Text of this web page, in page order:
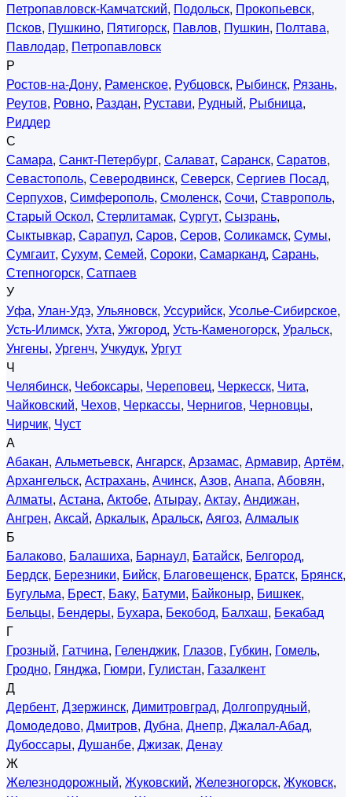
Петропавловск-Камчатский, Подольск, Прокопьевск,
Псков, Пушкино, Пятигорск, Павлов, Пушкин, Полтава,
Павлодар, Петропавловск
Р
Ростов-на-Дону, Раменское, Рубцовск, Рыбинск, Рязань,
Реутов, Ровно, Раздан, Рустави, Рудный, Рыбница,
Риддер
С
Самара, Санкт-Петербург, Салават, Саранск, Саратов,
Севастополь, Северодвинск, Северск, Сергиев Посад,
Серпухов, Симферополь, Смоленск, Сочи, Ставрополь,
Старый Оскол, Стерлитамак, Сургут, Сызрань,
Сыктывкар, Сарапул, Саров, Серов, Соликамск, Сумы,
Сумгаит, Сухум, Семей, Сороки, Самарканд, Сарань,
Степногорск, Сатпаев
У
Уфа, Улан-Удэ, Ульяновск, Уссурийск, Усолье-Сибирское,
Усть-Илимск, Ухта, Ужгород, Усть-Каменогорск, Уральск,
Унгены, Ургенч, Учкудук, Ургут
Ч
Челябинск, Чебоксары, Череповец, Черкесск, Чита,
Чайковский, Чехов, Черкассы, Чернигов, Черновцы,
Чирчик, Чуст
А
Абакан, Альметьевск, Ангарск, Арзамас, Армавир, Артём,
Архангельск, Астрахань, Ачинск, Азов, Анапа, Абовян,
Алматы, Астана, Актобе, Атырау, Актау, Андижан,
Ангрен, Аксай, Аркалык, Аральск, Аягоз, Алмалык
Б
Балаково, Балашиха, Барнаул, Батайск, Белгород,
Бердск, Березники, Бийск, Благовещенск, Братск, Брянск,
Бугульма, Брест, Баку, Батуми, Байконыр, Бишкек,
Бельцы, Бендеры, Бухара, Бекобод, Балхаш, Бекабад
Г
Грозный, Гатчина, Геленджик, Глазов, Губкин, Гомель,
Гродно, Гянджа, Гюмри, Гулистан, Газалкент
Д
Дербент, Дзержинск, Димитровград, Долгопрудный,
Домодедово, Дмитров, Дубна, Днепр, Джалал-Абад,
Дубоссары, Душанбе, Джизак, Денау
Ж
Железнодорожный, Жуковский, Железногорск, Жуковск,